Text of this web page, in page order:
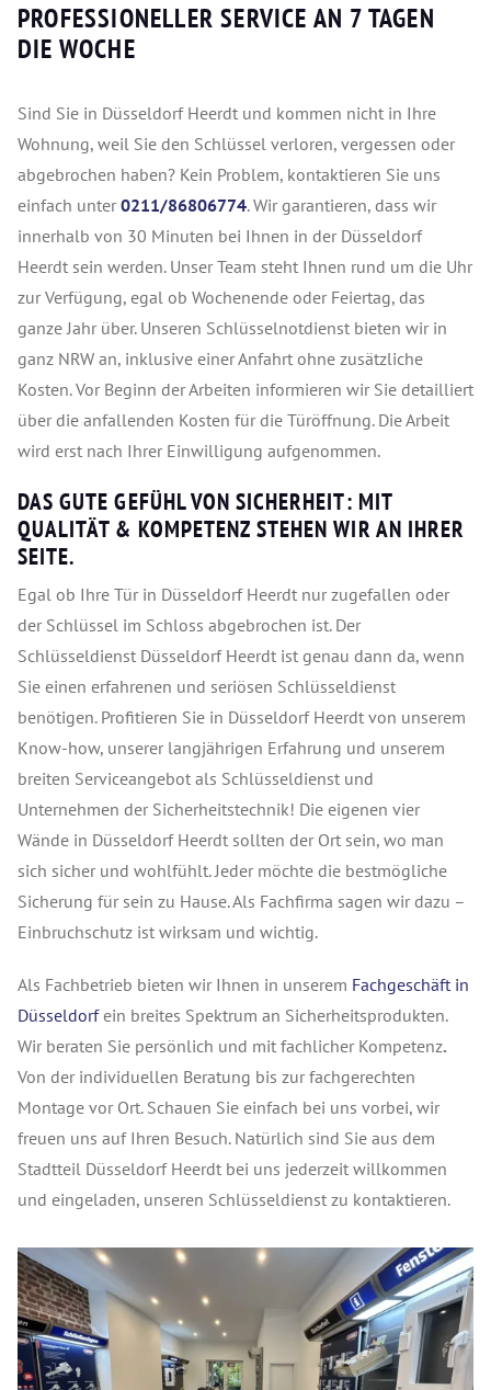
PROFESSIONELLER SERVICE AN 7 TAGEN
DIE WOCHE
Sind Sie in Düsseldorf Heerdt und kommen nicht in Ihre
Wohnung, weil Sie den Schlüssel verloren, vergessen oder
abgebrochen haben? Kein Problem, kontaktieren Sie uns
einfach unter 0211/86806774. Wir garantieren, dass wir
innerhalb von 30 Minuten bei Ihnen in der Düsseldorf
Heerdt sein werden. Unser Team steht Ihnen rund um die Uhr
zur Verfügung, egal ob Wochenende oder Feiertag, das
ganze Jahr über. Unseren Schlüsselnotdienst bieten wir in
ganz NRW an, inklusive einer Anfahrt ohne zusätzliche
Kosten. Vor Beginn der Arbeiten informieren wir Sie detailliert
über die anfallenden Kosten für die Türöffnung. Die Arbeit
wird erst nach Ihrer Einwilligung aufgenommen.
DAS GUTE GEFÜHL VON SICHERHEIT: MIT
QUALITÄT & KOMPETENZ STEHEN WIR AN IHRER
SEITE.
Egal ob Ihre Tür in Düsseldorf Heerdt nur zugefallen oder
der Schlüssel im Schloss abgebrochen ist. Der
Schlüsseldienst Düsseldorf Heerdt ist genau dann da, wenn
Sie einen erfahrenen und seriösen Schlüsseldienst
benötigen. Profitieren Sie in Düsseldorf Heerdt von unserem
Know-how, unserer langjährigen Erfahrung und unserem
breiten Serviceangebot als Schlüsseldienst und
Unternehmen der Sicherheitstechnik! Die eigenen vier
Wände in Düsseldorf Heerdt sollten der Ort sein, wo man
sich sicher und wohlfühlt. Jeder möchte die bestmögliche
Sicherung für sein zu Hause. Als Fachfirma sagen wir dazu –
Einbruchschutz ist wirksam und wichtig.
Als Fachbetrieb bieten wir Ihnen in unserem Fachgeschäft in
Düsseldorfein breites Spektrum an Sicherheitsprodukten.
Wir beraten Sie persönlich und mit fachlicher Kompetenz.
Von der individuellen Beratung bis zur fachgerechten
Montage vor Ort. Schauen Sie einfach bei uns vorbei, wir
freuen uns auf Ihren Besuch. Natürlich sind Sie aus dem
Stadtteil Düsseldorf Heerdt bei uns jederzeit willkommen
und eingeladen, unseren Schlüsseldienst zu kontaktieren.